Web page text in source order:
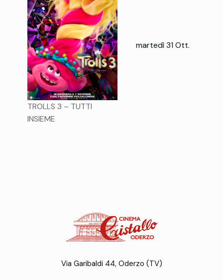
TROLLS 3 – TUTTI
INSIEME
martedì 31 Ott.
Via Garibaldi 44, Oderzo (TV)